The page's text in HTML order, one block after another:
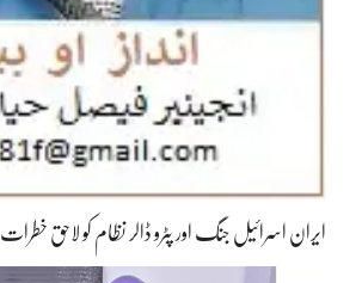
ایران اسرائیل جنگ اور پٹرو ڈالر نظام کو لاحق خطرات